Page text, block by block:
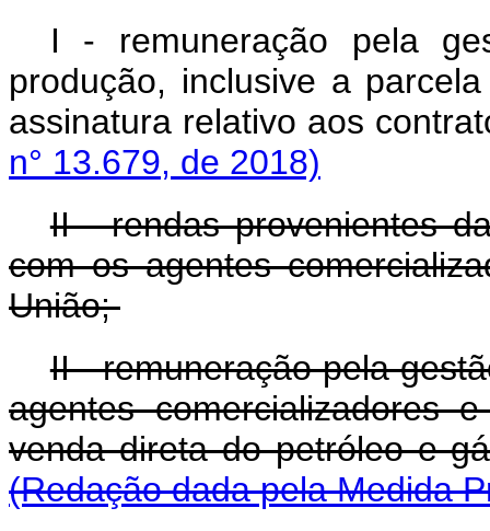
I - remuneração pela
produção, inclusive a
assinatura relativo aos
n° 13.679, de 2018)
II - rendas provenientes
com os agentes
União;
II - remuneração pela
agentes comercializadores
venda direta do
(Redação dada pela Medida